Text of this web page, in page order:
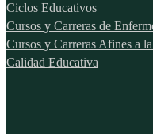
Ciclos Educativos
Cursos y Carreras de
Cursos y Carreras Afines a
Calidad Educativa